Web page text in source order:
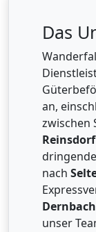
Das
an,
zwischen
Reinsdorf
nach
Dernbach
unser